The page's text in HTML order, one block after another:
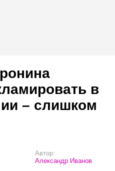
в
– слишком
Автор:
Александр Иванов